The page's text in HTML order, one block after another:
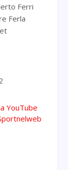
Ferri
Ferla
YouTube